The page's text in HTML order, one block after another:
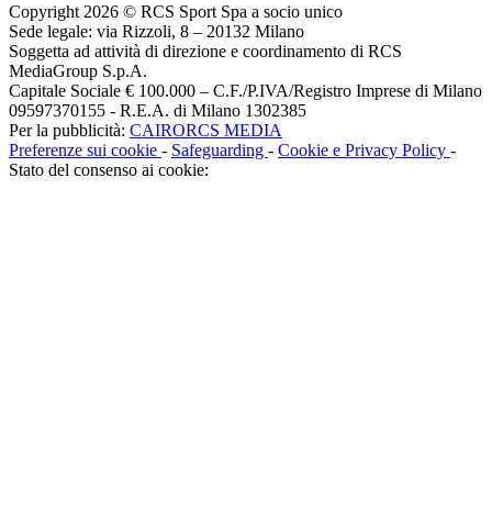
Copyright 2026 © RCS Sport Spa a socio unico
Sede legale: via Rizzoli, 8 – 20132 Milano
Soggetta ad attività di direzione e coordinamento di RCS
MediaGroup S.p.A.
Capitale Sociale € 100.000 – C.F./P.IVA/Registro Imprese di Milano
09597370155 - R.E.A. di Milano 1302385
Per la pubblicità: CAIRORCS MEDIA
Preferenze sui cookie - Safeguarding - Cookie e Privacy Policy -
Stato del consenso ai cookie: